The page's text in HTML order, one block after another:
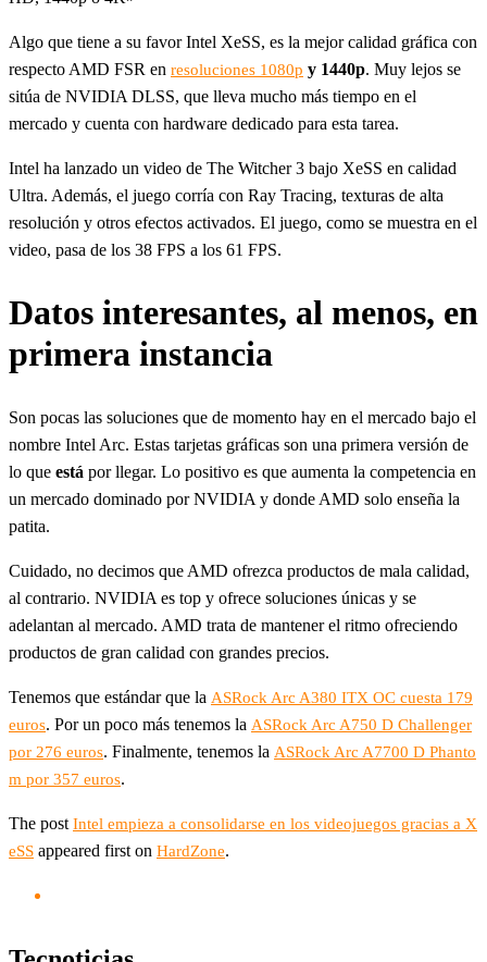
Algo que tiene a su favor Intel XeSS, es la mejor calidad gráfica con
respecto AMD FSR en resoluciones 1080p y 1440p. Muy lejos se
sitúa de NVIDIA DLSS, que lleva mucho más tiempo en el
mercado y cuenta con hardware dedicado para esta tarea.
Intel ha lanzado un video de The Witcher 3 bajo XeSS en calidad
Ultra. Además, el juego corría con Ray Tracing, texturas de alta
resolución y otros efectos activados. El juego, como se muestra en el
video, pasa de los 38 FPS a los 61 FPS.
Datos interesantes, al menos, en
primera instancia
Son pocas las soluciones que de momento hay en el mercado bajo el
nombre Intel Arc. Estas tarjetas gráficas son una primera versión de
lo que está por llegar. Lo positivo es que aumenta la competencia en
un mercado dominado por NVIDIA y donde AMD solo enseña la
patita.
Cuidado, no decimos que AMD ofrezca productos de mala calidad,
al contrario. NVIDIA es top y ofrece soluciones únicas y se
adelantan al mercado. AMD trata de mantener el ritmo ofreciendo
productos de gran calidad con grandes precios.
Tenemos que estándar que la ASRock Arc A380 ITX OC cuesta 179
euros. Por un poco más tenemos la ASRock Arc A750 D Challenger
por 276 euros. Finalmente, tenemos la ASRock Arc A7700 D Phanto
m por 357 euros.
The post Intel empieza a consolidarse en los videojuegos gracias a X
eSS appeared first on HardZone.